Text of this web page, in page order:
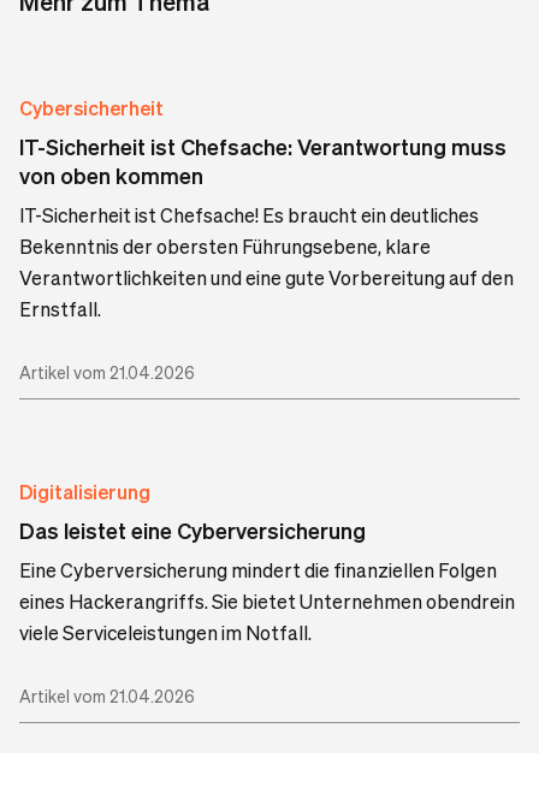
Cybersicherheit
IT-Sicherheit ist Chefsache: Verantwortung muss
von oben kommen
IT-Sicherheit ist Chefsache! Es braucht ein deutliches
Bekenntnis der obersten Führungsebene, klare
Verantwortlichkeiten und eine gute Vorbereitung auf den
Ernstfall.
Artikel vom 21.04.2026
Digitalisierung
Das leistet eine Cyberversicherung
Eine Cyberversicherung mindert die finanziellen Folgen
eines Hackerangriffs. Sie bietet Unternehmen obendrein
viele Serviceleistungen im Notfall.
Artikel vom 21.04.2026